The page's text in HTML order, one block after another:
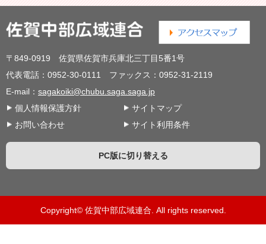
〒849-0919 佐賀県佐賀市兵庫北三丁目5番1号
代表電話：0952-30-0111 ファックス：0952-31-2119
E-mail： sagakoiki@chubu.saga.saga.jp
個人情報保護方針
サイトマップ
お問い合わせ
サイト利用条件
PC版に切り替える
Copyright© 佐賀中部広域連合. All rights reserved.